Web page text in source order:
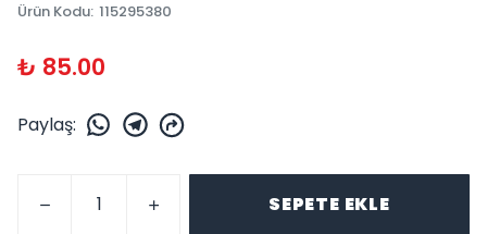
Ürün Kodu: 115295380
₺ 85.00
Paylaş:
SEPETE EKLE